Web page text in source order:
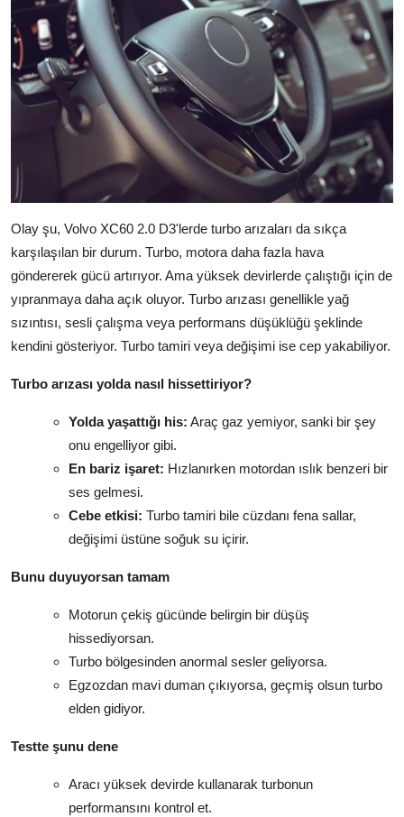
Olay şu, Volvo XC60 2.0 D3'lerde turbo arızaları da sıkça
karşılaşılan bir durum. Turbo, motora daha fazla hava
göndererek gücü artırıyor. Ama yüksek devirlerde çalıştığı için de
yıpranmaya daha açık oluyor. Turbo arızası genellikle yağ
sızıntısı, sesli çalışma veya performans düşüklüğü şeklinde
kendini gösteriyor. Turbo tamiri veya değişimi ise cep yakabiliyor.
Turbo arızası yolda nasıl hissettiriyor?
Yolda yaşattığı his: Araç gaz yemiyor, sanki bir şey
onu engelliyor gibi.
En bariz işaret: Hızlanırken motordan ıslık benzeri bir
ses gelmesi.
Cebe etkisi: Turbo tamiri bile cüzdanı fena sallar,
değişimi üstüne soğuk su içirir.
Bunu duyuyorsan tamam
Motorun çekiş gücünde belirgin bir düşüş
hissediyorsan.
Turbo bölgesinden anormal sesler geliyorsa.
Egzozdan mavi duman çıkıyorsa, geçmiş olsun turbo
elden gidiyor.
Testte şunu dene
Aracı yüksek devirde kullanarak turbonun
performansını kontrol et.